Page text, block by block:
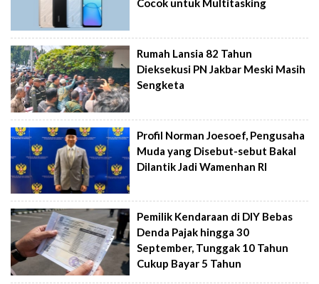
Cocok untuk Multitasking
Rumah Lansia 82 Tahun
Dieksekusi PN Jakbar Meski Masih
Sengketa
Profil Norman Joesoef, Pengusaha
Muda yang Disebut-sebut Bakal
Dilantik Jadi Wamenhan RI
Pemilik Kendaraan di DIY Bebas
Denda Pajak hingga 30
September, Tunggak 10 Tahun
Cukup Bayar 5 Tahun